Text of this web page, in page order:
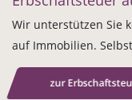
Wir unterstützen Sie
auf Immobilien.
zur